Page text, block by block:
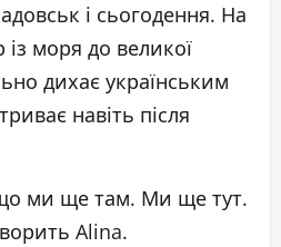
і сьогодення. На
моря до великої
дихає українським
навіть після
ми ще там. Ми ще тут.
Alina.